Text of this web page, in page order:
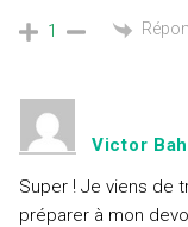
1
Victor Bah
Super ! Je viens de
préparer à mon